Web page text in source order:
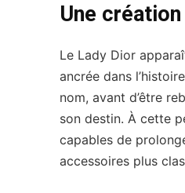
Une
Le Lady Dior
ancrée dans
nom, avant d’être
son destin. À cette
capables de
accessoires plus